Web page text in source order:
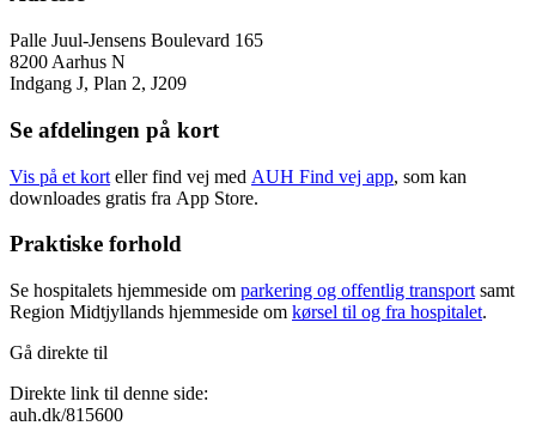
Palle Juul-Jensens Boulevard 165
8200 Aarhus N
Indgang J, Plan 2, J209
Se afdelingen på kort
Vis på et kort eller find vej med AUH Find vej app, som kan
downloades gratis fra App Store.
Praktiske forhold
Se hospitalets hjemmeside om parkering og offentlig transport samt
Region Midtjyllands hjemmeside om kørsel til og fra hospitalet.
Gå direkte til
Direkte link til denne side:
auh.dk/815600